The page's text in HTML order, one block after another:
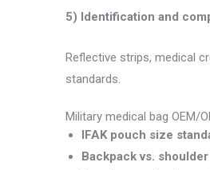
5) Identification and
Reflective strips, medical
standards.
Military medical bag OEM/
IFAK pouch size
Backpack vs.